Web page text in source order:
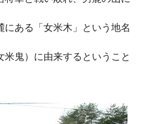
ある「女米木」という地名
鬼）に由来するということ